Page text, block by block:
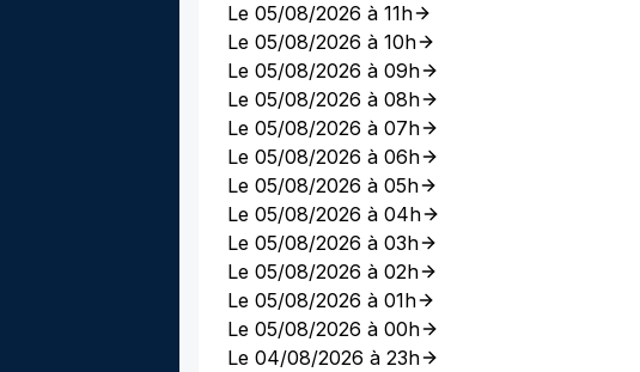
Le 05/08/2026 à 11h
Le 05/08/2026 à 10h
Le 05/08/2026 à 09h
Le 05/08/2026 à 08h
Le 05/08/2026 à 07h
Le 05/08/2026 à 06h
Le 05/08/2026 à 05h
Le 05/08/2026 à 04h
Le 05/08/2026 à 03h
Le 05/08/2026 à 02h
Le 05/08/2026 à 01h
Le 05/08/2026 à 00h
Le 04/08/2026 à 23h